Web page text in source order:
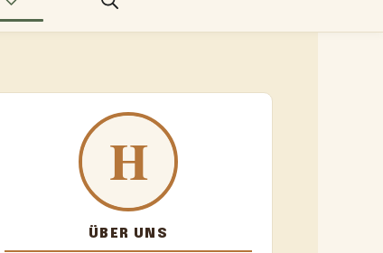
ÜBER UNS